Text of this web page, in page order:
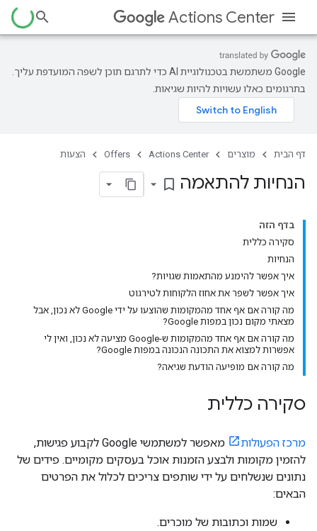
Actions Center
‫Google משתמשת בטכנולוגיית AI כדי לתרגם תוכן לשפה המועדפת עליך.
בתרגומים כאלו עשויות להיות שגיאות.
דף הבית מוצרים Actions Center
Offers הצעות
הנחיות להתאמה bookmark_border
בדף הזה
סקירה כללית
הנחיות
איך אפשר להימנע מהתאמות שגויות?
איך אפשר לשפר את אחוז הלקוחות לטירגוט
מה קורה אם אף אחד מהמקומות שהוצעו על ידי Google לא נכון, אבל
מצאתי מקום נכון במפות Google?
מה קורה אם אף אחד מהמקומות ש-Google מציעה לא נכון, ואין לי
אפשרות למצוא את התכונה הנכונה במפות Google?
מה קורה אם מופיעה הודעת שגיאה?
סקירה כללית
מרכז הפעולות
מאפשר למשתמשי Google לקבוע פגישות,
להזמין מקומות ולבצע הזמנות אוכל בעסקים מקומיים. פידים של
נתונים שנשלחים על ידי שותפים צריכים לכלול את הפרטים
הבאים:
שמות וכתובות של מוכרים.